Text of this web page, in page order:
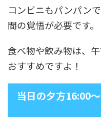
コンビニもパンパン
間の覚悟が必要です。
食べ物や飲み物は、
おすすめですよ！
当日の夕方16:00